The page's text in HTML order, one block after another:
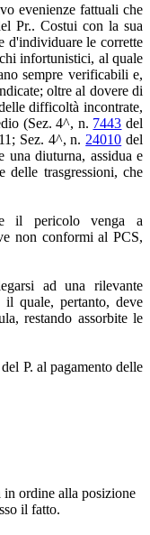
evenienze fattuali che
Pr.. Costui con la sua
d'individuare le corrette
infortunistici, al quale
sempre verificabili e,
oltre al dovere di
difficoltà incontrate,
(Sez. 4^, n. 7443 del
Sez. 4^, n. 24010 del
una diuturna, assidua e
delle trasgressioni, che
il pericolo venga a
non conformi al PCS,
ad una rilevante
il quale, pertanto, deve
restando assorbite le
P. al pagamento delle
in ordine alla posizione
il fatto.